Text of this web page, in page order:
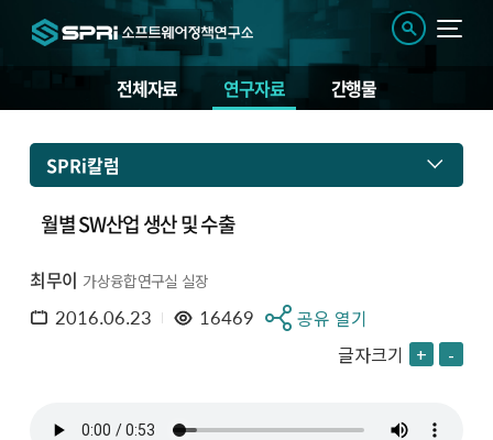
전체자료 연구자료 간행물
SPRi칼럼
월별 SW산업 생산 및 수출
최무이 가상융합연구실 실장
2016.06.23 16469
공유 열기
글자크기 + -